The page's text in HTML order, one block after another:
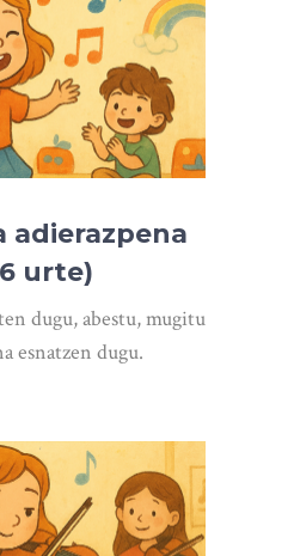
adierazpena
urte)
dugu, abestu, mugitu
esnatzen dugu.